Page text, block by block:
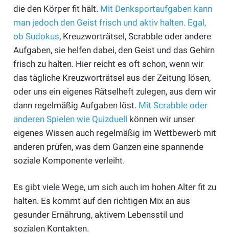
die den Körper fit hält. Mit Denksportaufgaben kann
man jedoch den Geist frisch und aktiv halten. Egal,
ob Sudokus, Kreuzworträtsel, Scrabble oder andere
Aufgaben, sie helfen dabei, den Geist und das Gehirn
frisch zu halten. Hier reicht es oft schon, wenn wir
das tägliche Kreuzworträtsel aus der Zeitung lösen,
oder uns ein eigenes Rätselheft zulegen, aus dem wir
dann regelmäßig Aufgaben löst. Mit Scrabble oder
anderen Spielen wie Quizduell können wir unser
eigenes Wissen auch regelmäßig im Wettbewerb mit
anderen prüfen, was dem Ganzen eine spannende
soziale Komponente verleiht.
Es gibt viele Wege, um sich auch im hohen Alter fit zu
halten. Es kommt auf den richtigen Mix an aus
gesunder Ernährung, aktivem Lebensstil und
sozialen Kontakten.